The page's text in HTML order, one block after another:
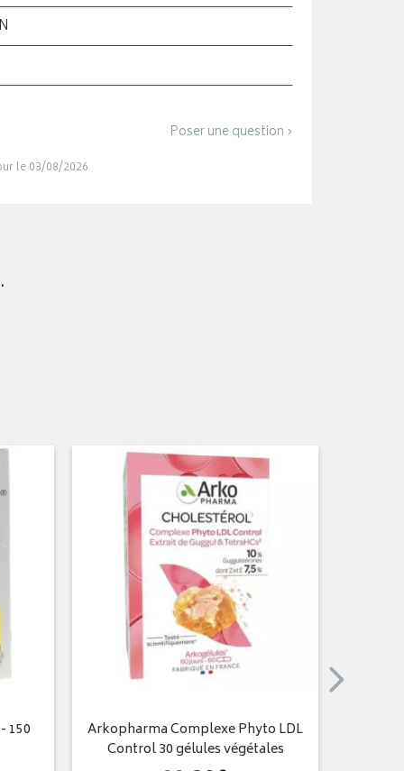
Poser une question ›
le 03/08/2026
150
Arkopharma Complexe Phyto LDL
Control 30 gélules végétales